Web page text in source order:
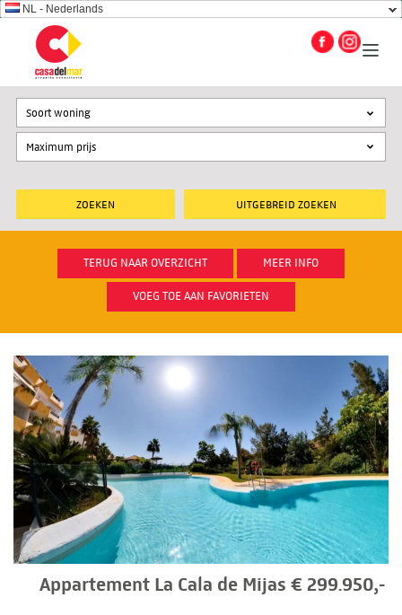
NL - Nederlands
UITGEBREID ZOEKEN
Soort woning
TERUG NAAR OVERZICHT MEER INFO
VOEG TOE AAN FAVORIETEN
Appartement La Cala de Mijas € 299.950,-